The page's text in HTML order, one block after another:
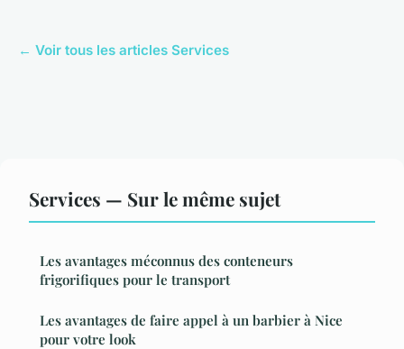
← Voir tous les articles Services
Services — Sur le même sujet
Les avantages méconnus des conteneurs
frigorifiques pour le transport
Les avantages de faire appel à un barbier à Nice
pour votre look